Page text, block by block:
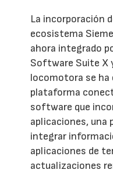
La incorporación
ecosistema
ahora integrado
Software Suite X
locomotora se ha
plataforma
software que
aplicaciones, una
integrar
aplicaciones de
actualizaciones